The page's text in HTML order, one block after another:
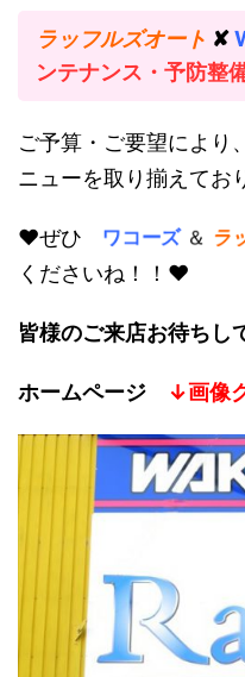
ラッフルズオート ✘
ンテナンス・予防整
ご予算・ご要望により
ニューを取り揃えてお
♥ぜひ ワコーズ ＆ ラ
くださいね！！♥
皆様のご来店お待ちし
ホームページ ↓画像